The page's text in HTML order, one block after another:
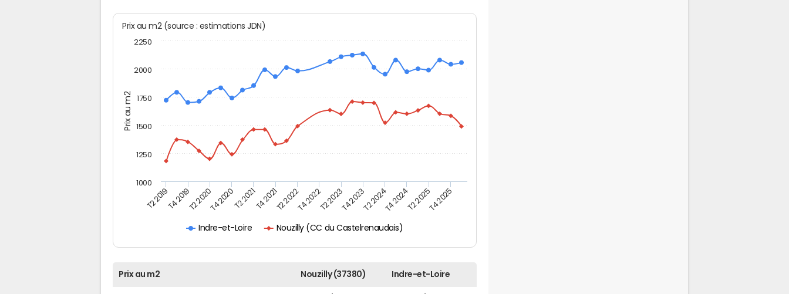
Prix au m2
Prix au m2 (source : estimations JDN)
Indre-et-Loire Nouzilly (CC du Castelrenaudais)
T2 2019T4 2019T2 2020T4 2020T2 2021T4 2021T2 2022T4 2022T2 2023T4 2023T2 2024T4 2024T2 2025T4 2025
1000
1250
1500
1750
2000
2250
Prix au m2 Nouzilly (37380) Indre-et-Loire